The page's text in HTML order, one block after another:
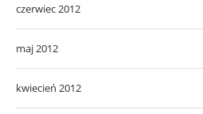
czerwiec 2012
maj 2012
kwiecień 2012